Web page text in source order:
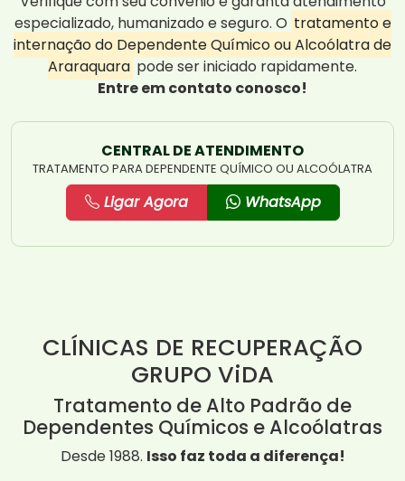
especializado, humanizado e seguro. O tratamento e
internação do Dependente Químico ou Alcoólatra de
Araraquara pode ser iniciado rapidamente.
Entre em contato conosco!
CENTRAL DE ATENDIMENTO
TRATAMENTO PARA DEPENDENTE QUÍMICO OU ALCOÓLATRA
Ligar Agora WhatsApp
CLÍNICAS DE RECUPERAÇÃO
GRUPO ViDA
Tratamento de Alto Padrão de
Dependentes Químicos e Alcoólatras
Desde 1988. Isso faz toda a diferença!